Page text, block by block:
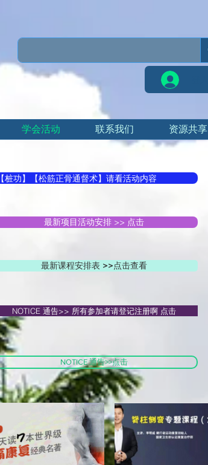
学会活动 联系我们 资源共享
桩功】【松筋正骨通督术】请看活动内容
最新项目活动安排 >> 点击
最新课程安排表 >>点击查看
NOTICE 通告>> 所有参加者请登记注册啊 点击
NOTICE 通告>>点击